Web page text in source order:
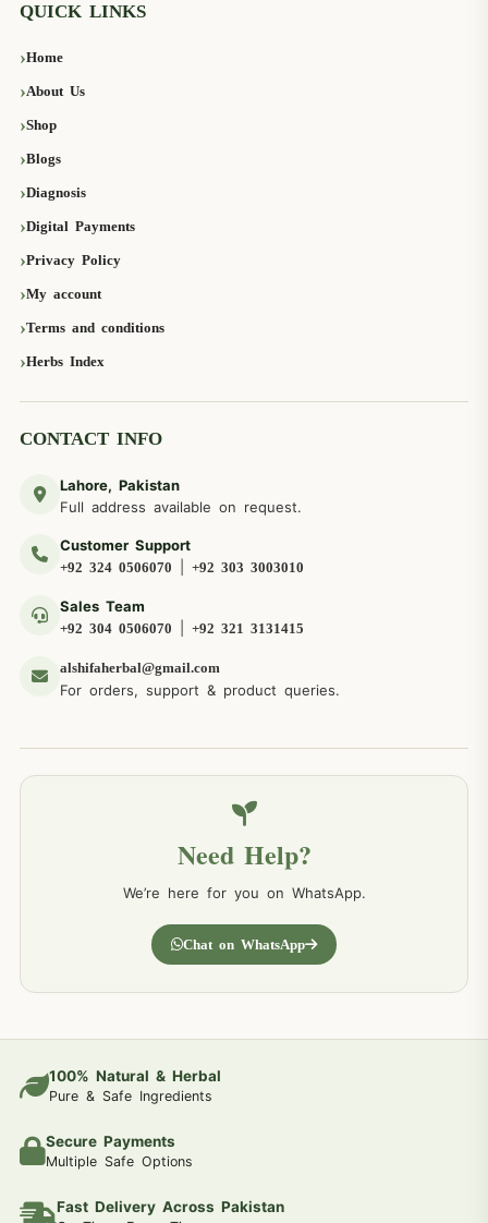
QUICK LINKS
Home
About Us
Shop
Blogs
Diagnosis
Digital Payments
Privacy Policy
My account
Terms and conditions
Herbs Index
CONTACT INFO
Lahore, Pakistan
Full address available on request.
Customer Support
+92 324 0506070 +92 303 3003010
Sales Team
+92 304 0506070 +92 321 3131415
alshifaherbal@gmail.com
For orders, support & product queries.
Need Help?
We’re here for you on WhatsApp.
Chat on WhatsApp
100% Natural & Herbal
Pure & Safe Ingredients
Secure Payments
Multiple Safe Options
Fast Delivery Across Pakistan